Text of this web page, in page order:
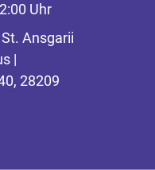
Uhr
Ansgarii
|
28209